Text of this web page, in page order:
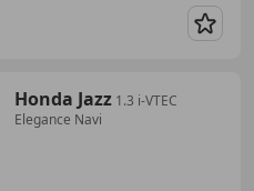
Honda Jazz 1.3 i-VTEC
Elegance Navi